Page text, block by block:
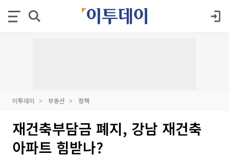
이투데이 부동산 정책
재건축부담금 폐지, 강남 재건축
아파트 힘받나?